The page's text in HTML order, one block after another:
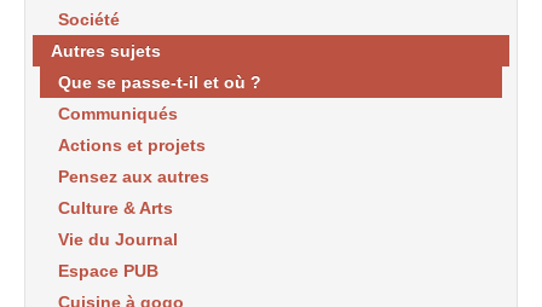
Société
Autres sujets
Que se passe-t-il et où ?
Communiqués
Actions et projets
Pensez aux autres
Culture & Arts
Vie du Journal
Espace PUB
Cuisine à gogo